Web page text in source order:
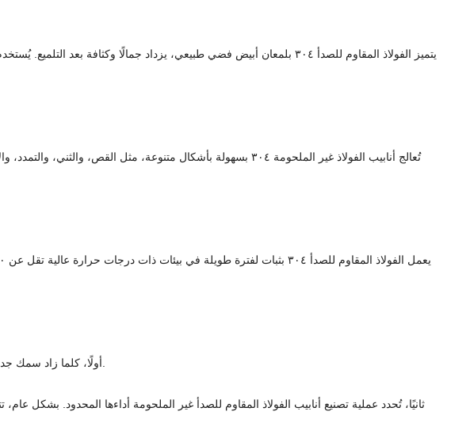
يتميز الفولاذ المقاوم للصدأ ٣٠٤ بلمعان أبيض فضي طبيعي، يزداد جمالًا
تُعالج أنابيب الفولاذ غير الملحومة ٣٠٤ بسهولة بأشكال متنوعة،
ثانيًا، تُحدد عملية تصنيع أنابيب الفولاذ المقاوم للصدأ غير الملحومة أداءها المحدود.